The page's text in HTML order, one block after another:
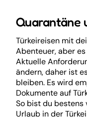
Quarantäne
Türkeireisen mit
Abenteuer, aber
Aktuelle
ändern, daher ist
bleiben. Es wird
Dokumente auf
So bist du
Urlaub in der